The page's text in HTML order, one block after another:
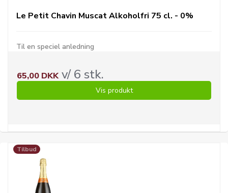
Le Petit Chavin Muscat Alkoholfri 75 cl. - 0%
Til en speciel anledning
65,00 DKKv/ 6 stk.
Vis produkt
Tilbud